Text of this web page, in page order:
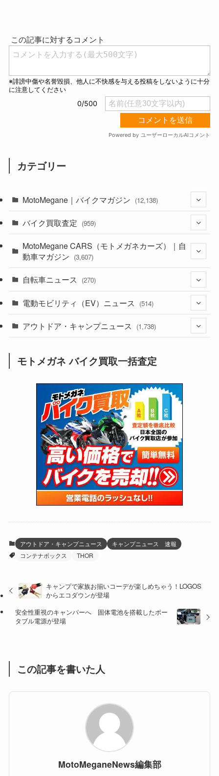
カテゴリー
MotoMegane｜バイクマガジン (12,138)
(44)
(1,243)
(639)
(118)
(60)
(31)
(51)
(34)
(5)
(12)
(64)
(109)
(252)
(38)
(24)
(16)
(25)
(24)
(47)
(15)
(5)
(249)
(64)
(16)
(62)
(4)
(6)
(17)
(5)
(27)
(306)
(6,958)
(2,474)
(249)
(23)
(1,226)
(12)
(131)
(38)
(131)
(167)
(85)
(21)
(61)
(171)
(98)
(13)
(60)
(274)
(171)
(38)
(47)
(59)
(47)
(1)
(66)
(16)
(141)
(255)
(204)
(1,142)
(166)
(23)
(33)
(34)
(35)
(41)
(415)
(16)
バイク買取査定 (959)
(352)
(1)
MotoMegane CARS（モトメガネカーズ）｜自
動車マガジン (3,607)
(186)
(137)
(74)
(2,744)
(126)
(170)
自転車ニュース (270)
(54)
(211)
電動モビリティ（EV）ニュース (514)
(132)
(171)
(118)
(27)
アウトドア・キャンプニュース (1,738)
(8)
(1,605)
(147)
(13)
(19)
(12)
(16)
(20)
(4)
(16)
モトメガネ バイク買取一括査定
アウトドア・キャンプニュース
キャンプニュース 速報
コンテナボックス
THOR
キャンプで家族お揃いコーデが楽しめちゃう！LOGOS
からエコダウンが登場
安全性重視のキャンパーへ 固体電池を搭載したポー
タブル電源が登場
この記事を書いた人
MotoMeganeNews編集部